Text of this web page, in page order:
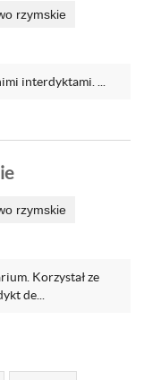
rzymskie
interdyktami. ...
rzymskie
Korzystał ze
de...